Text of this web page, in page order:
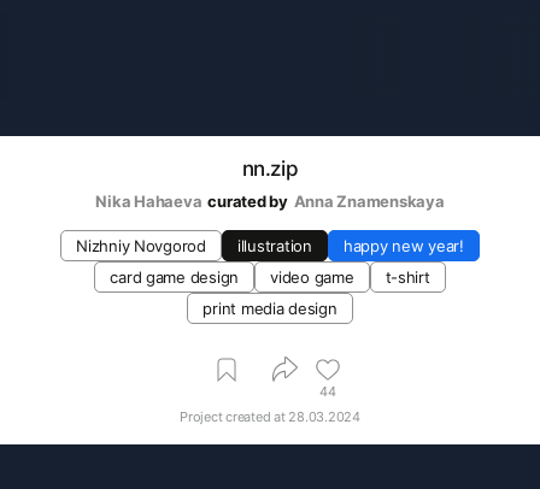
nn.zip
Nika Hahaeva curated by Anna Znamenskaya
Nizhniy Novgorod illustration
happy new year!
card game design
video game
t-shirt
print media design
44
Project created at 28.03.2024